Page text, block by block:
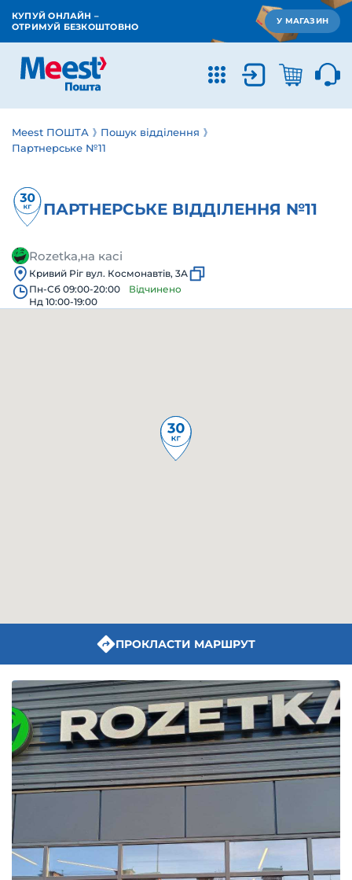
КУПУЙ ОНЛАЙН –
ОТРИМУЙ БЕЗКОШТОВНО
У МАГАЗИН
Meest ПОШТА
Пошук відділення
Партнерське №11
ПАРТНЕРСЬКЕ ВІДДІЛЕННЯ №11
Rozetka,на касі
Кривий Ріг вул. Космонавтів, 3А
Пн-Сб 09:00-20:00
Відчинено
Нд 10:00-19:00
ПРОКЛАСТИ МАРШРУТ